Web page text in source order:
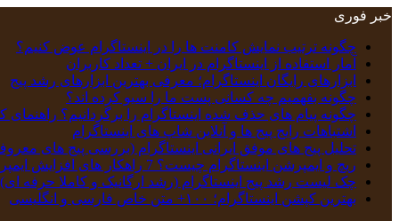
خبر فوری
چگونه ترتیب نمایش کامنت‌ ها را در اینستاگرام عوض کنیم؟
آمار استفاده از اینستاگرام در ایران + تعداد کاربران
ابزارهای رایگان اینستاگرام؛ معرفی بهترین ابزارهای رشد پیج
چگونه بفهمیم چه کسانی پست ما را سیو کرده اند؟
چگونه پیام‌ های حذف‌ شده اینستاگرام را برگردانیم؟ راهنمای
اشتباهات رایج پیج ها و آنلاین شاپ های اینستاگرام
تحلیل پیج‌ های موفق ایرانی اینستاگرام (بررسی پیج های
ریچ و ایمپرشن اینستاگرام چیست؟ 7 راهکار های افزایش ایمپرشن
چک‌ لیست رشد پیج اینستاگرام (رشد ارگانیک و کاملا حرفه ای)
بهترین کپشن‌ اینستاگرام؛ ۱۰۰+ متن خاص فارسی و انگلیسی